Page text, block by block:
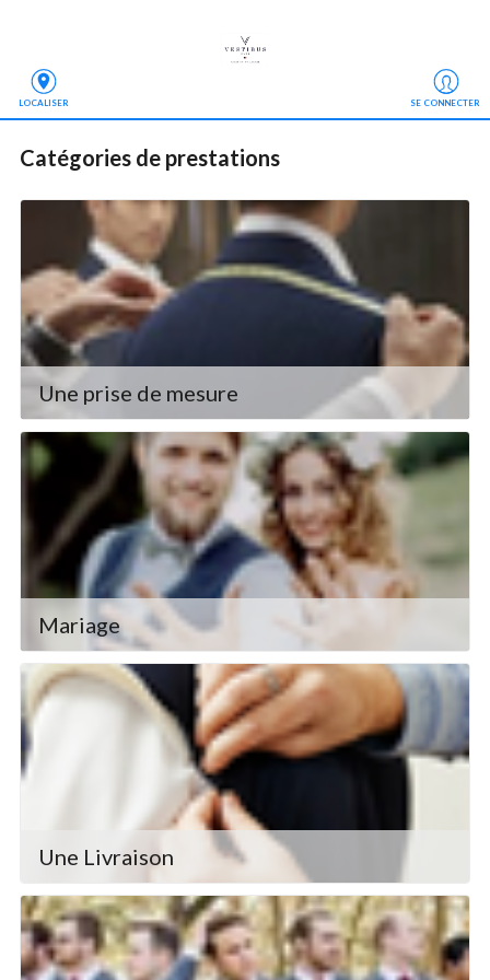
LOCALISER SE CONNECTER
Catégories de prestations
Une prise de mesure
Mariage
Une Livraison